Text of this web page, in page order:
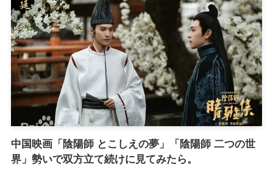
中国映画「陰陽師 とこしえの夢」「陰陽師 二つの世
界」勢いで双方立て続けに見てみたら。